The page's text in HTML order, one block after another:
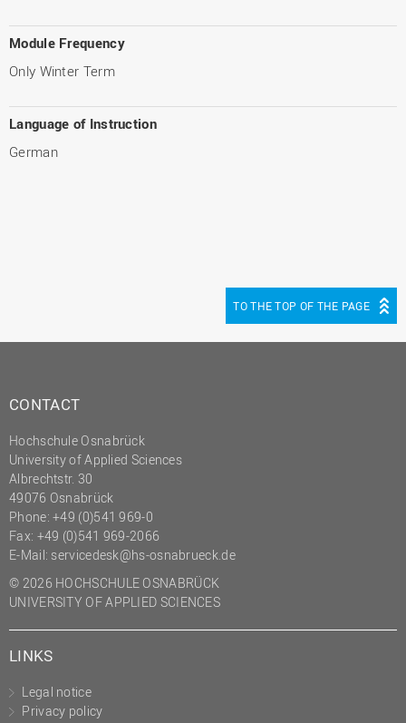
Module Frequency
Only Winter Term
Language of Instruction
German
TO THE TOP OF THE PAGE
CONTACT
Hochschule Osnabrück
University of Applied Sciences
Albrechtstr. 30
49076 Osnabrück
Phone: +49 (0)541 969-0
Fax: +49 (0)541 969-2066
E-Mail: servicedesk@hs-osnabrueck.de
© 2026 HOCHSCHULE OSNABRÜCK
UNIVERSITY OF APPLIED SCIENCES
LINKS
Legal notice
Privacy policy